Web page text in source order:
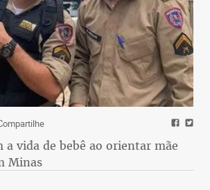
a vida de bebê ao orientar mãe
Minas